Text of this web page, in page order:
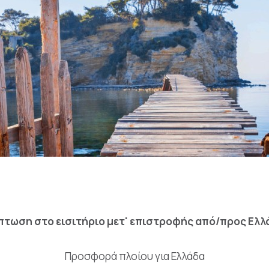
στο εισιτήριο μετ' επιστροφής από/προς
Προσφορά πλοίου για Ελλάδα